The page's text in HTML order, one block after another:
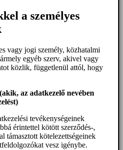
a személyes
vagy jogi személy, közhatalmi
egyéb szerv, akivel vagy
közlik, függetlenül attól, hogy
az adatkezelő nevében
tevékenységeinek
érintettel kötött szerződés-,
támasztott kötelezettségeinek
vesz igénybe.